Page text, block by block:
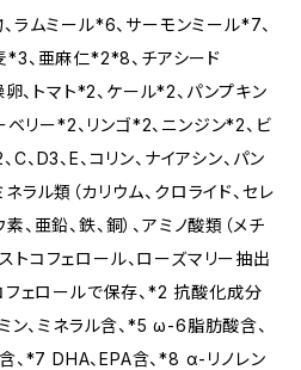
ラムミール*6、サーモンミール*7、
*3、亜麻仁*2*8、チアシード
、トマト*2、ケール*2、パンプキン
リー*2、リンゴ*2、ニンジン*2、ビ
C、D3、E、コリン、ナイアシン、パン
ネラル類（カリウム、クロライド、セレ
、亜鉛、鉄、銅）、アミノ酸類（メチ
トコフェロール、ローズマリー抽出
フェロールで保存、*2 抗酸化成分
、ミネラル含、*5 ω-6脂肪酸含、
、*7 DHA、EPA含、*8 α-リノレン